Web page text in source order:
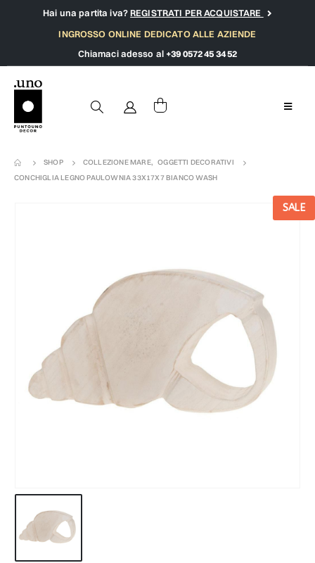
Hai una partita iva?REGISTRATI PER ACQUISTARE
INGROSSO ONLINE DEDICATO ALLE AZIENDE
Chiamaci adesso al +39 0572 45 34 52
SHOP COLLEZIONE MARE, OGGETTI DECORATIVI
CONCHIGLIA LEGNO PAULOWNIA 33X17X7 BIANCO WASH
SALE